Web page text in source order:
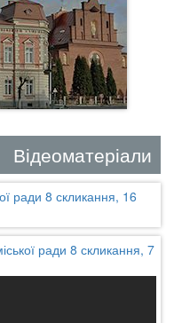
Відеоматеріали
ради 8 скликання, 16
ради 8 скликання, 7